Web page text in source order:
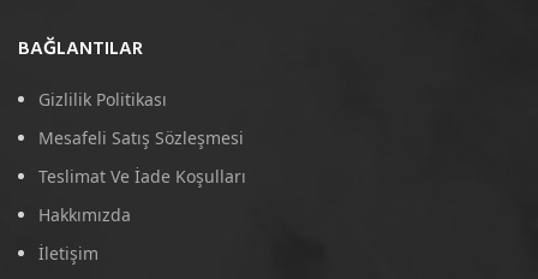
BAĞLANTILAR
Gizlilik Politikası
Mesafeli Satış Sözleşmesi
Teslimat Ve İade Koşulları
Hakkımızda
İletişim